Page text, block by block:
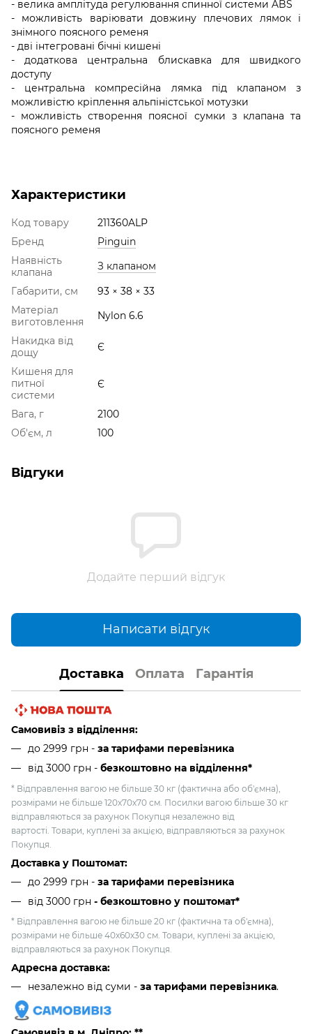
- велика амплітуда регулювання спинної системи ABS
- можливість варіювати довжину плечових лямок і
знімного поясного ременя
- дві інтегровані бічні кишені
- додаткова центральна блискавка для швидкого
доступу
- центральна компресійна лямка під клапаном з
можливістю кріплення альпіністської мотузки
- можливість створення поясної сумки з клапана та
поясного ременя
Характеристики
Код товару
211360ALP
Бренд
Pinguin
Наявність
клапана
З клапаном
Габарити, см
93 × 38 × 33
Матеріал
виготовлення
Nylon 6.6
Накидка від
дощу
Є
Кишеня для
питної
системи
Є
Вага, г
2100
Об'єм, л
100
Відгуки
Додайте перший відгук
Написати відгук
Доставка Оплата Гарантія
Самовивіз з відділення:
до 2999 грн - за тарифами перевізника
від 3000 грн - безкоштовно на відділення*
* Відправлення вагою не більше 30 кг (фактична або об'ємна),
розмірами не більше 120х70х70 см. Посилки вагою більше 30 кг
відправляються за рахунок Покупця незалежно від
вартості. Товари, куплені за акцією, відправляються за рахунок
Покупця.
Доставка у Поштомат:
до 2999 грн - за тарифами перевізника
від 3000 грн - безкоштовно у поштомат*
* Відправлення вагою не більше 20 кг (фактична та об'ємна),
розмірами не більше 40х60х30 см. Товари, куплені за акцією,
відправляються за рахунок Покупця.
Адресна доставка:
незалежно від суми - за тарифами перевізника.